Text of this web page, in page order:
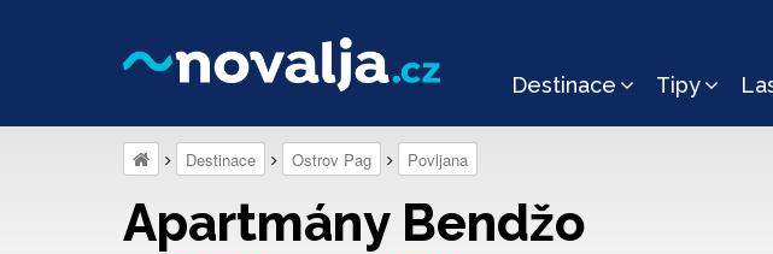
Destinace Tipy
Destinace Ostrov Pag Povljana
Apartmány Bendžo